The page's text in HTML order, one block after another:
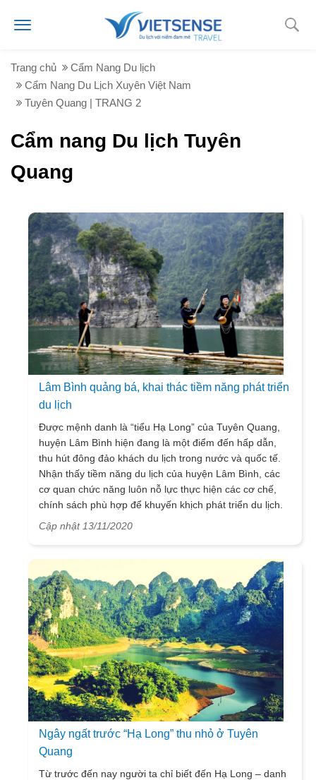
Trang chủ
Cẩm Nang Du lịch
Cẩm Nang Du Lịch Xuyên Việt Nam
Tuyên Quang | TRANG 2
Cẩm nang Du lịch Tuyên
Quang
Lâm Bình quảng bá, khai thác tiềm năng phát triển
du lịch
Được mệnh danh là “tiểu Hạ Long” của Tuyên Quang,
huyện Lâm Bình hiện đang là một điểm đến hấp dẫn,
thu hút đông đảo khách du lịch trong nước và quốc tế.
Nhận thấy tiềm năng du lịch của huyện Lâm Bình, các
cơ quan chức năng luôn nỗ lực thực hiện các cơ chế,
chính sách phù hợp để khuyến khịch phát triển du lịch.
Vừa qua, Nghị quyết Đại hội Đảng bộ huyện Lâm Bình
tập trung phát triển du lịch trở thành ngành kinh tế quan
trọng của huyện.
Cập nhật 13/11/2020
Ngây ngất trước “Hạ Long” thu nhỏ ở Tuyên
Quang
Từ trước đến nay người ta chỉ biết đến Hạ Long – danh